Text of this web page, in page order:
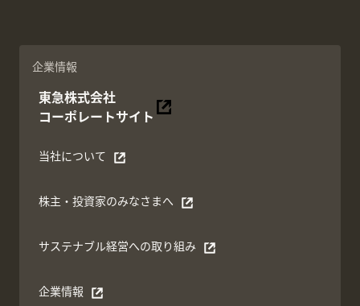
企業情報
東急株式会社
コーポレートサイト
別ウィンドウで開く
当社について
別ウィンドウで開く
株主・投資家のみなさまへ
別ウィンドウで開く
サステナブル経営への取り組み
別ウィンドウで開く
企業情報
別ウィンドウで開く